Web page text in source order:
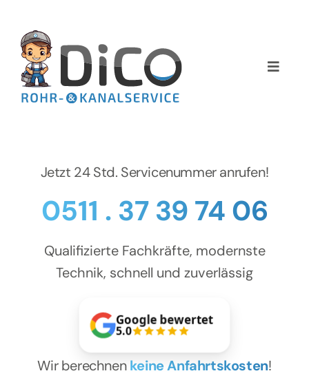
springen
Toggle
Home
NEWS
Kontakt
Jetzt 24 Std. Servicenummer anrufen!
0511 . 37 39 74 06
Qualifizierte Fachkräfte, modernste
Technik, schnell und zuverlässig
Google bewertet
5.0
Wir berechnenkeine Anfahrtskosten!